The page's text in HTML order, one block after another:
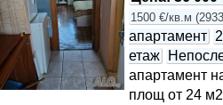
1500 €/кв.м (
апартамент
етаж
апартамент
площ от 24